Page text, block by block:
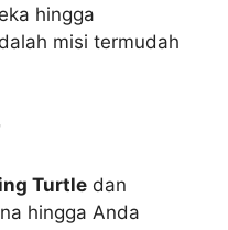
hingga
misi termudah
Turtle dan
hingga Anda